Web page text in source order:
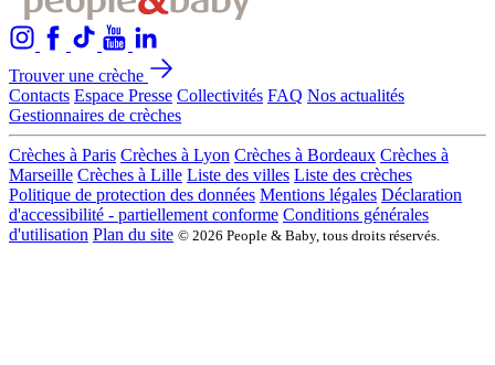
Trouver une crèche
Contacts Espace Presse Collectivités FAQ Nos actualités
Gestionnaires de crèches
Crèches à Paris Crèches à Lyon Crèches à Bordeaux Crèches à
Marseille Crèches à Lille Liste des villes Liste des crèches
Politique de protection des données Mentions légales Déclaration
d'accessibilité - partiellement conforme Conditions générales
d'utilisation Plan du site © 2026 People & Baby, tous droits réservés.